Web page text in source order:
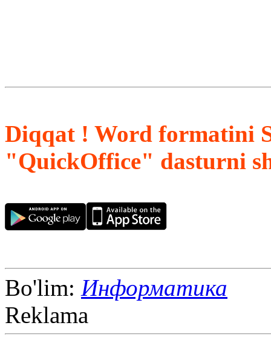
Diqqat ! Word formatini
"QuickOffice" dasturni
Bo'lim: Информатика
Reklama